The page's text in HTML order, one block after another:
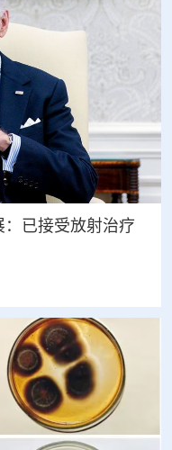
已接受放射治疗